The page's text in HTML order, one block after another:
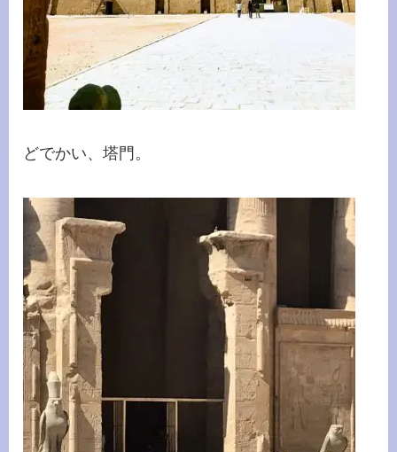
どでかい、塔門。